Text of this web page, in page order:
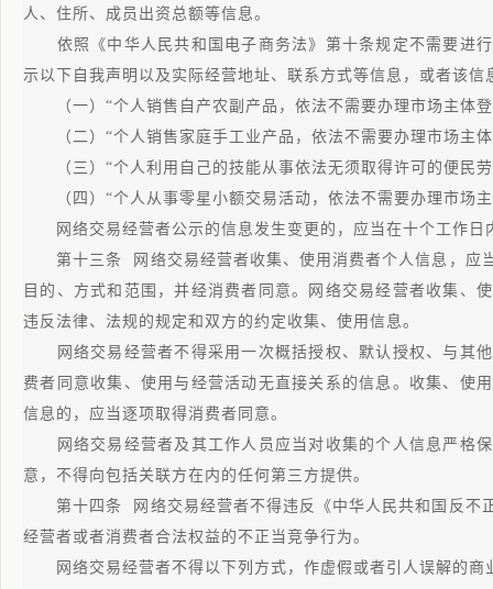
人、住所、成员出资总额等信息。
依照《中华人民共和国电子商务法》第十条规定不需要进
示以下自我声明以及实际经营地址、联系方式等信息，或者该信
（一）“个人销售自产农副产品，依法不需要办理市场主体登
（二）“个人销售家庭手工业产品，依法不需要办理市场主体
（三）“个人利用自己的技能从事依法无须取得许可的便民劳
（四）“个人从事零星小额交易活动，依法不需要办理市场主
网络交易经营者公示的信息发生变更的，应当在十个工作日
第十三条 网络交易经营者收集、使用消费者个人信息，应
目的、方式和范围，并经消费者同意。网络交易经营者收集、
违反法律、法规的规定和双方的约定收集、使用信息。
网络交易经营者不得采用一次概括授权、默认授权、与其
费者同意收集、使用与经营活动无直接关系的信息。收集、使
信息的，应当逐项取得消费者同意。
网络交易经营者及其工作人员应当对收集的个人信息严格
意，不得向包括关联方在内的任何第三方提供。
第十四条 网络交易经营者不得违反《中华人民共和国反不
经营者或者消费者合法权益的不正当竞争行为。
网络交易经营者不得以下列方式，作虚假或者引人误解的商